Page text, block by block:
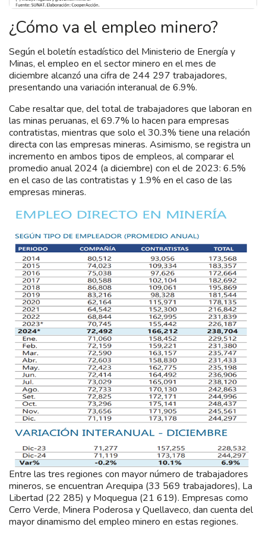
¿Cómo va el empleo minero?
Según el boletín estadístico del Ministerio de Energía y
Minas, el empleo en el sector minero en el mes de
diciembre alcanzó una cifra de 244 297 trabajadores,
presentando una variación interanual de 6.9%.
Cabe resaltar que, del total de trabajadores que laboran en
las minas peruanas, el 69.7% lo hacen para empresas
contratistas, mientras que solo el 30.3% tiene una relación
directa con las empresas mineras. Asimismo, se registra un
incremento en ambos tipos de empleos, al comparar el
promedio anual 2024 (a diciembre) con el de 2023: 6.5%
en el caso de las contratistas y 1.9% en el caso de las
empresas mineras.
Entre las tres regiones con mayor número de trabajadores
mineros, se encuentran Arequipa (33 569 trabajadores), La
Libertad (22 285) y Moquegua (21 619). Empresas como
Cerro Verde, Minera Poderosa y Quellaveco, dan cuenta del
mayor dinamismo del empleo minero en estas regiones.